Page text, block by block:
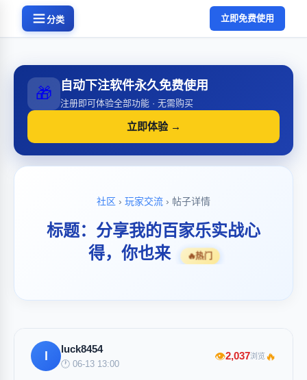
分类 立即免费使用
🎁 自动下注软件永久免费使用
注册即可体验全部功能 · 无需购买
立即体验 →
社区 › 玩家交流 › 帖子详情
标题：分享我的百家乐实战心
得，你也来
🔥热门
luck8454
🕐 06-13 13:00
👁2,037浏览🔥